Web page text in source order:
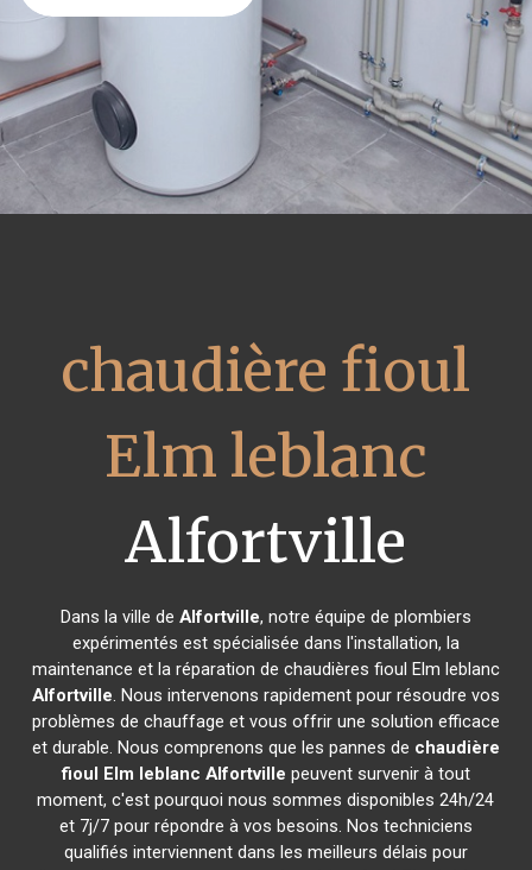
chaudière fioul
Elm leblanc
Alfortville
Dans la ville de Alfortville, notre équipe de plombiers
expérimentés est spécialisée dans l'installation, la
maintenance et la réparation de chaudières fioul Elm leblanc
Alfortville. Nous intervenons rapidement pour résoudre vos
problèmes de chauffage et vous offrir une solution efficace
et durable. Nous comprenons que les pannes de chaudière
fioul Elm leblanc Alfortville peuvent survenir à tout
moment, c'est pourquoi nous sommes disponibles 24h/24
et 7j/7 pour répondre à vos besoins. Nos techniciens
qualifiés interviennent dans les meilleurs délais pour